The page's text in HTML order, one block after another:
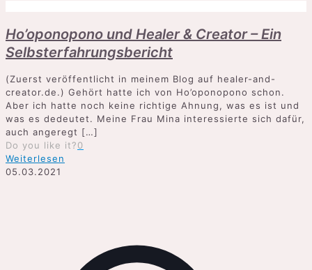
Ho’oponopono und Healer & Creator – Ein
Selbsterfahrungsbericht
(Zuerst veröffentlicht in meinem Blog auf healer-and-
creator.de.) Gehört hatte ich von Ho’oponopono schon.
Aber ich hatte noch keine richtige Ahnung, was es ist und
was es dedeutet. Meine Frau Mina interessierte sich dafür,
auch angeregt […]
Do you like it?0
Weiterlesen
05.03.2021